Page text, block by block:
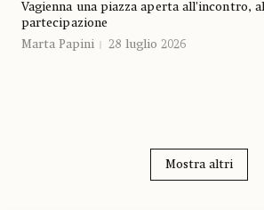
Vagienna una piazza aperta all’incontro,
partecipazione
Marta Papini
28 luglio 2026
Mostra altri